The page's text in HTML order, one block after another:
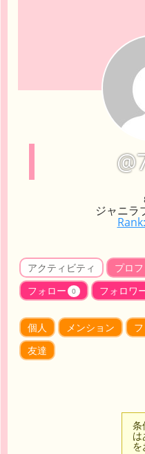
ジャニラ
アクティビティ プロ
フォロー 0 フォロワ
個人 メンション
友達
条
を